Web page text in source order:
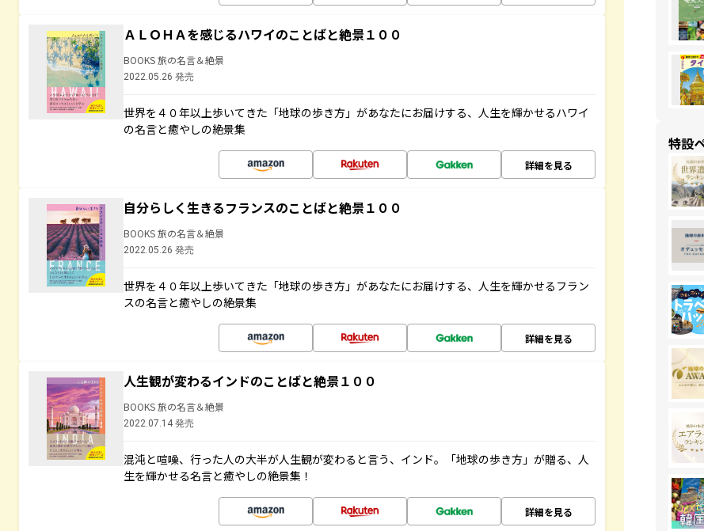
ＡＬＯＨＡを感じるハワイのことばと絶景１００
BOOKS 旅の名言＆絶景
2022.05.26 発売
世界を４０年以上歩いてきた「地球の歩き方」があなたにお届けする、人生を輝かせるハワイ
の名言と癒やしの絶景集
詳細を見る
自分らしく生きるフランスのことばと絶景１００
BOOKS 旅の名言＆絶景
2022.05.26 発売
世界を４０年以上歩いてきた「地球の歩き方」があなたにお届けする、人生を輝かせるフラン
スの名言と癒やしの絶景集
詳細を見る
人生観が変わるインドのことばと絶景１００
BOOKS 旅の名言＆絶景
2022.07.14 発売
混沌と喧噪、行った人の大半が人生観が変わると言う、インド。「地球の歩き方」が贈る、人
生を輝かせる名言と癒やしの絶景集！
詳細を見る
特設